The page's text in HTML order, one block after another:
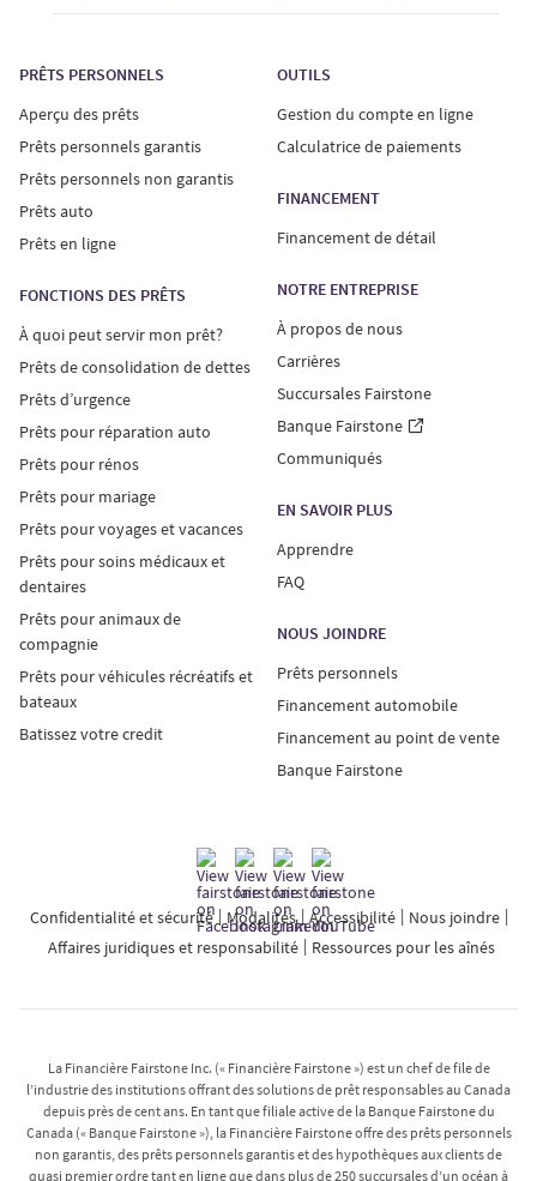
PRÊTS PERSONNELS
Aperçu des prêts
Prêts personnels garantis
Prêts personnels non garantis
Prêts auto
Prêts en ligne
FONCTIONS DES PRÊTS
À quoi peut servir mon prêt?
Prêts de consolidation de dettes
Prêts d’urgence
Prêts pour réparation auto
Prêts pour rénos
Prêts pour mariage
Prêts pour voyages et vacances
Prêts pour soins médicaux et
dentaires
Prêts pour animaux de
compagnie
Prêts pour véhicules récréatifs et
bateaux
Batissez votre credit
OUTILS
Gestion du compte en ligne
Calculatrice de paiements
FINANCEMENT
Financement de détail
NOTRE ENTREPRISE
À propos de nous
Carrières
Succursales Fairstone
Banque Fairstone
Communiqués
EN SAVOIR PLUS
Apprendre
FAQ
NOUS JOINDRE
Prêts personnels
Financement automobile
Financement au point de vente
Banque Fairstone
Confidentialité et sécurité Modalités Accessibilité
Nous joindre
Affaires juridiques et responsabilité
Ressources pour les aînés
La Financière Fairstone Inc. (« Financière Fairstone ») est un chef de file de
l’industrie des institutions offrant des solutions de prêt responsables au Canada
depuis près de cent ans. En tant que filiale active de la Banque Fairstone du
Canada (« Banque Fairstone »), la Financière Fairstone offre des prêts personnels
non garantis, des prêts personnels garantis et des hypothèques aux clients de
quasi premier ordre tant en ligne que dans plus de 250 succursales d’un océan à